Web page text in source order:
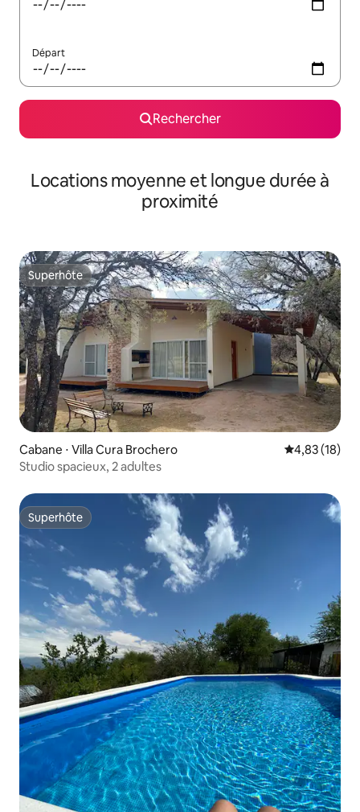
Départ
Rechercher
Locations moyenne et longue durée à
proximité
Superhôte
Superhôte
Cabane ⋅ Villa Cura Brochero Évaluation
4,83 (18)
Studio spacieux, 2 adultes
Superhôte
Superhôte